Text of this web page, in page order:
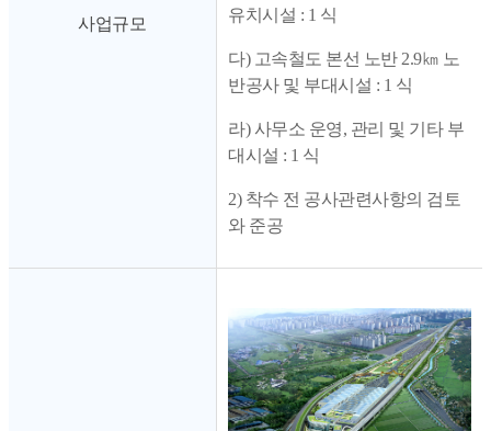
사업규모
유치시설 : 1 식
다) 고속철도 본선 노반 2.9㎞ 노
반공사 및 부대시설 : 1 식
라) 사무소 운영, 관리 및 기타 부
대시설 : 1 식
2) 착수 전 공사관련사항의 검토
와 준공